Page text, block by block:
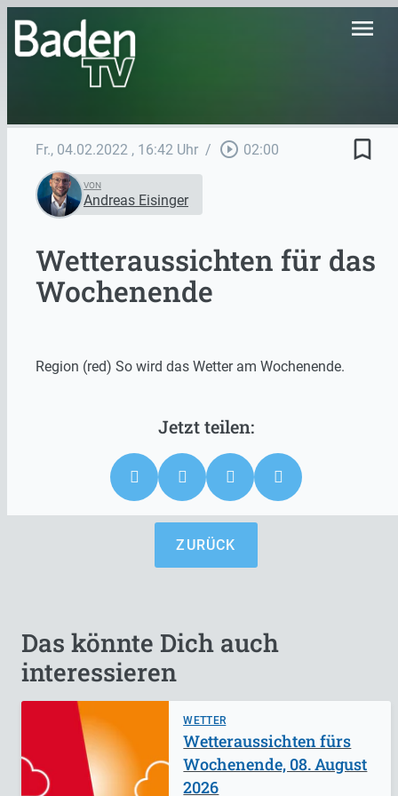
menu
Fr., 04.02.2022 , 16:42 Uhr / play_circle_outline 02:00 bookmark_border
VON
Andreas Eisinger
Wetteraussichten für das
Wochenende
Region (red) So wird das Wetter am Wochenende.
ZURÜCK
Das könnte Dich auch
interessieren
WETTER
Wetteraussichten fürs
Wochenende, 08. August
2026